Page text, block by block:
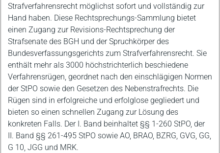
Strafverfahrensrecht möglichst sofort und vollständig zur
Hand haben. Diese Rechtsprechungs-Sammlung bietet
einen Zugang zur Revisions-Rechtsprechung der
Strafsenate des BGH und der Spruchkörper des
Bundesverfassungsgerichts zum Strafverfahrensrecht. Sie
enthält mehr als 3000 höchstrichterlich beschiedene
Verfahrensrügen, geordnet nach den einschlägigen Normen
der StPO sowie den Gesetzen des Nebenstrafrechts. Die
Rügen sind in erfolgreiche und erfolglose gegliedert und
bieten so einen schnellen Zugang zur Lösung des
konkreten Falls. Der I. Band beinhaltet §§ 1-260 StPO, der
II. Band §§ 261-495 StPO sowie AO, BRAO, BZRG, GVG, GG,
G 10, JGG und MRK.